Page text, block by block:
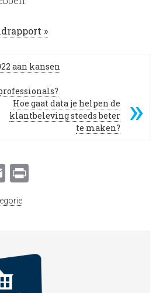
»
aan kansen
Hoe gaat data je helpen de
klantbeleving steeds beter
te maken?
Email